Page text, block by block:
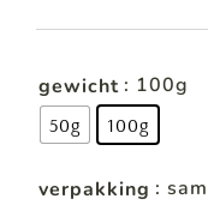
gewicht : 100g
50g 100g
verpakking :